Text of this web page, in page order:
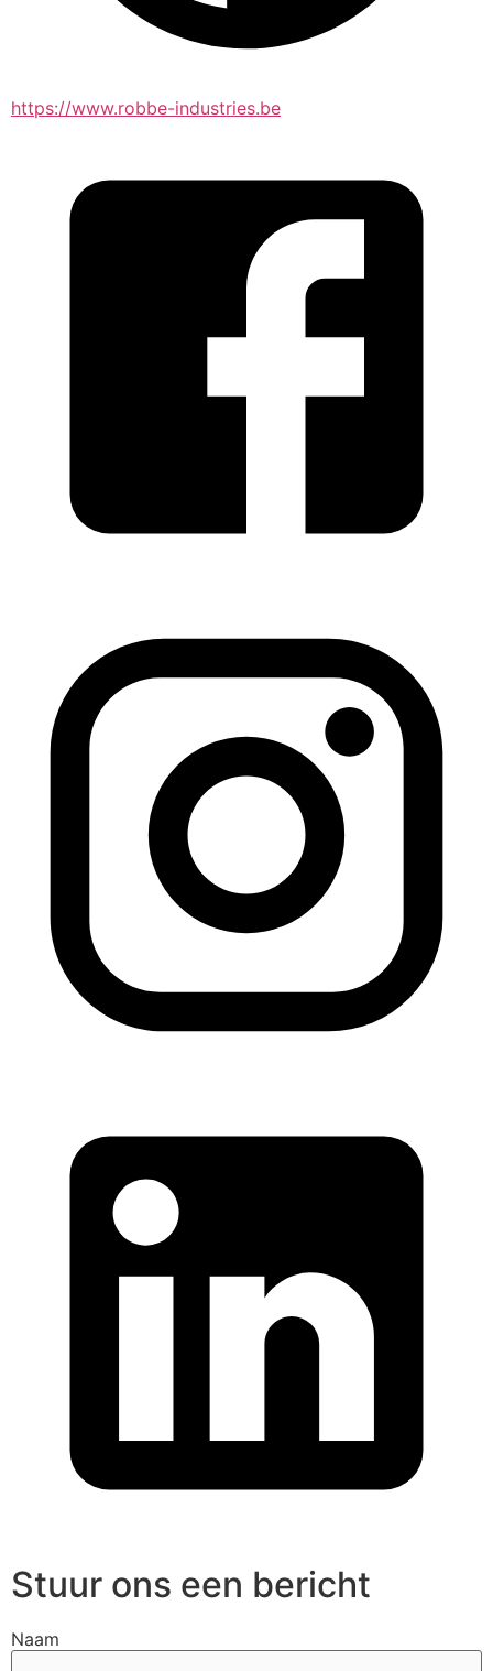
https://www.robbe-industries.be
Stuur ons een bericht
Naam